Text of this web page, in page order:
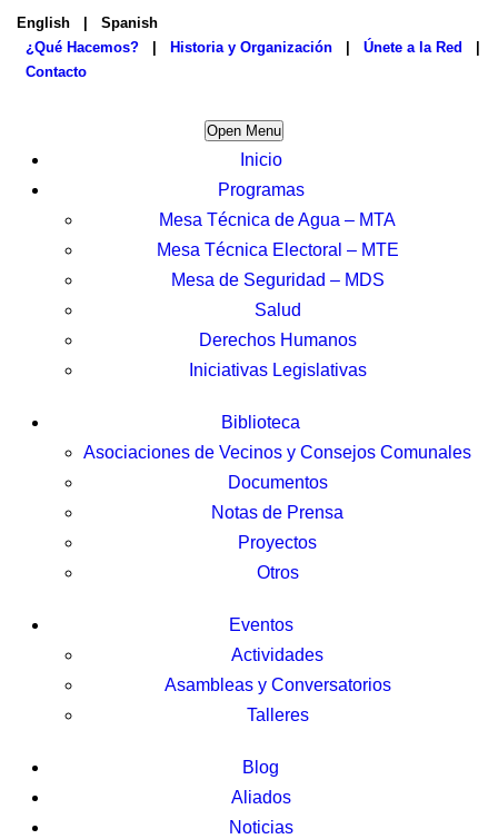
English
Spanish
¿Qué Hacemos?
Historia y Organización Únete a la Red
Contacto
Open Menu
Inicio
Programas
Mesa Técnica de Agua – MTA
Mesa Técnica Electoral – MTE
Mesa de Seguridad – MDS
Salud
Derechos Humanos
Iniciativas Legislativas
Biblioteca
Asociaciones de Vecinos y Consejos Comunales
Documentos
Notas de Prensa
Proyectos
Otros
Eventos
Actividades
Asambleas y Conversatorios
Talleres
Blog
Aliados
Noticias